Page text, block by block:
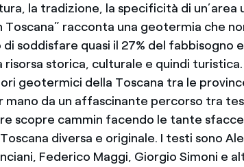
la tradizione, la specificità di un’area
Toscana” racconta una geotermia che
di soddisfare quasi il 27% del fabbisogno
risorsa storica, culturale e quindi
geotermici della Toscana tra le
mano da un affascinante percorso tra
scopre cammin facendo le tante
diversa e originale. I testi sono
Federico Maggi, Giorgio Simoni e